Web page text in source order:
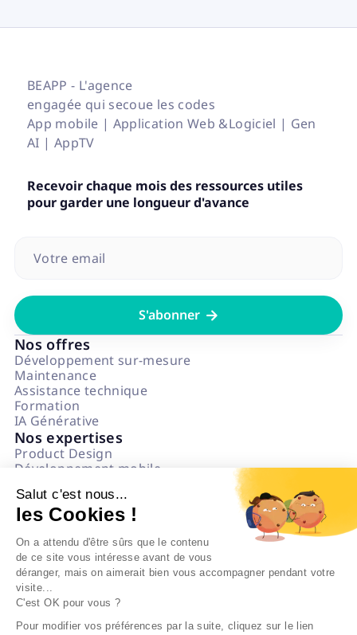
Salut c'est nous...
les Cookies !
On a attendu d'être sûrs que le contenu
de ce site vous intéresse avant de vous
déranger, mais on aimerait bien vous accompagner pendant votre
visite...
C'est OK pour vous ?
Pour modifier vos préférences par la suite, cliquez sur le lien
BEAPP - L'agence
engagée qui secoue les codes
App mobile | Application Web &Logiciel | Gen
AI | AppTV
Recevoir chaque mois des ressources utiles
pour garder une longueur d'avance

Nos offres
Développement sur-mesure
Maintenance
Assistance technique
Formation
IA Générative
Nos expertises
Product Design
Développement mobile
Data & IA
Numérique Responsable
L'agence
Notre état d'esprit
Politique impact
On recrute
Nos références
Blog